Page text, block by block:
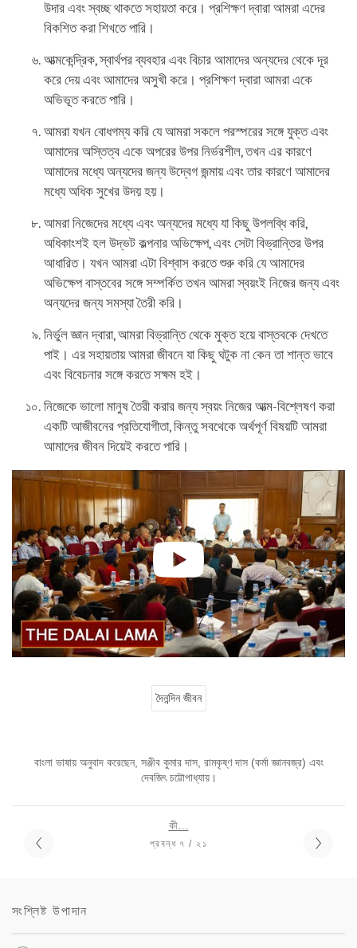
উদার এবং স্বচ্ছ থাকতে সহায়তা করে। প্রশিক্ষণ দ্বারা আমরা এদের
বিকশিত করা শিখতে পারি।
আত্মকেন্দ্রিক, স্বার্থপর ব্যবহার এবং বিচার আমাদের অন্যদের থেকে দূর
করে দেয় এবং আমাদের অসুখী করে। প্রশিক্ষণ দ্বারা আমরা একে
অভিভূত করতে পারি।
আমরা যখন বোধগম্য করি যে আমরা সকলে পরস্পরের সঙ্গে যুক্ত এবং
আমাদের অস্তিত্ব একে অপরের উপর নির্ভরশীল, তখন এর কারণে
আমাদের মধ্যে অন্যদের জন্য উদ্বেগ জন্মায় এবং তার কারণে আমাদের
মধ্যে অধিক সুখের উদয় হয়।
আমরা নিজেদের মধ্যে এবং অন্যদের মধ্যে যা কিছু উপলব্ধি করি,
অধিকাংশই হল উদ্ভট কল্পনার অভিক্ষেপ, এবং সেটা বিভ্রান্তির উপর
আধারিত। যখন আমরা এটা বিশ্বাস করতে শুরু করি যে আমাদের
অভিক্ষেপ বাস্তবের সঙ্গে সম্পর্কিত তখন আমরা স্বয়ংই নিজের জন্য এবং
অন্যদের জন্য সমস্যা তৈরী করি।
নির্ভুল জ্ঞান দ্বারা, আমরা বিভ্রান্তি থেকে মুক্ত হয়ে বাস্তবকে দেখতে
পাই। এর সহায়তায় আমরা জীবনে যা কিছু ঘটুক না কেন তা শান্ত ভাবে
এবং বিবেচনার সঙ্গে করতে সক্ষম হই।
নিজেকে ভালো মানুষ তৈরী করার জন্য স্বয়ং নিজের আত্ম-বিশ্লেষণ করা
একটি আজীবনের প্রতিযোগীতা, কিন্তু সবথেকে অর্থপূর্ণ বিষয়টি আমরা
আমাদের জীবন দিয়েই করতে পারি।
দৈনন্দিন জীবন
বাংলা ভাষায় অনুবাদ করেছেন, সঞ্জীব কুমার দাস, রামকৃষ্ণ দাস (কর্মা জ্ঞানবজ্র) এবং
দেবজিৎ চট্টোপাধ্যায়।
কী…
প্রবন্ধ ৭ / ২১
সংশ্লিষ্ট উপাদান